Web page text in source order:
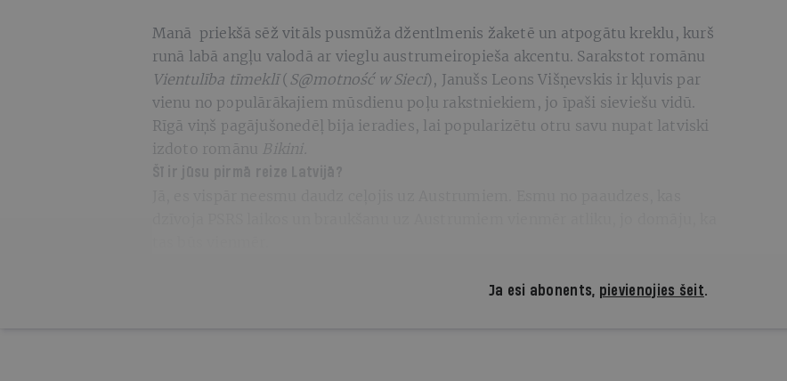
Manā priekšā sēž vitāls pusmūža džentlmenis žaketē un atpogātu kreklu, kurš
runā labā angļu valodā ar vieglu austrumeiropieša akcentu. Sarakstot romānu
Vientulība tīmeklī( S@motność w Sieci), Janušs Leons Višņevskis ir kļuvis par
vienu no populārākajiem mūsdienu poļu rakstniekiem, jo īpaši sieviešu vidū.
Rīgā viņš pagājušonedēļ bija ieradies, lai popularizētu otru savu nupat latviski
izdoto romānu Bikini.
Ja esi abonents, pievienojies šeit.